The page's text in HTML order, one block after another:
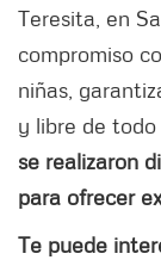
Teresita, en
compromiso
niñas,
y libre de
se realizaron
para ofrecer
Te puede